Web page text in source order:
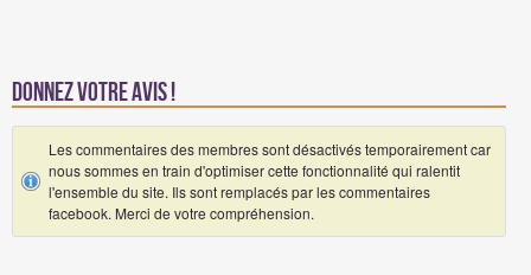
Donnez votre avis !
Les commentaires des membres sont désactivés temporairement car
nous sommes en train d'optimiser cette fonctionnalité qui ralentit
l'ensemble du site. Ils sont remplacés par les commentaires
facebook. Merci de votre compréhension.